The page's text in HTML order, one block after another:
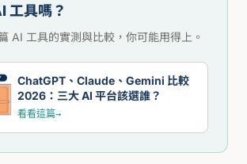
工具嗎？
AI 工具的實測與比較，你可能用得上。
ChatGPT、Claude、Gemini 比較
2026：三大 AI 平台該選誰？
看看這篇→